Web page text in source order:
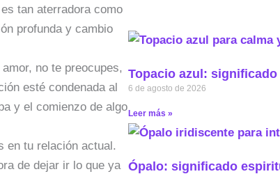
tan aterradora como
profunda y cambio
no te preocupes,
esté condenada al
y el comienzo de algo
en tu relación actual.
de dejar ir lo que ya
Topacio azul:
6 de agosto de 2026
Leer más »
Ópalo: significado